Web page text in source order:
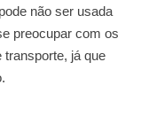
não ser usada
preocupar com os
já que